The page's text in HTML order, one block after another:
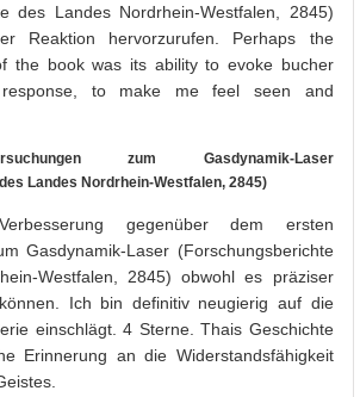
des Landes Nordrhein-Westfalen, 2845)
Reaktion hervorzurufen. Perhaps the
the book was its ability to evoke bucher
response, to make me feel seen and
zum Gasdynamik-Laser
Landes Nordrhein-Westfalen, 2845)
gegenüber dem ersten
Gasdynamik-Laser (Forschungsberichte
Westfalen, 2845) obwohl es präziser
Ich bin definitiv neugierig auf die
einschlägt. 4 Sterne. Thais Geschichte
Erinnerung an die Widerstandsfähigkeit